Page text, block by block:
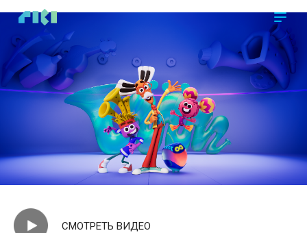
https://www.high-endrolex.com/45
СМОТРЕТЬ ВИДЕО